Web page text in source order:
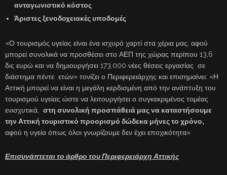
ανταγωνιστικό κόστος
Άριστες ξενοδοχειακές υποδομές
«Ο τουρισμός υγείας είναι ένα ισχυρό χαρτί στα χέρια μας, αφού
μπορεί συνολικά να προσθέσει στο ΑΕΠ της χώρας περίπου 13,6
δις ευρώ και να δημιουργήσει 173.000 νέες θέσεις εργασίας σε
διάστημα πέντε ετών» τονίζει ο Περιφερειάρχης και επισημαίνει: «Η
Αττική μπορεί να είναι η μεγάλη κερδισμένη από την ανάπτυξη του
τουρισμού υγείας ώστε να λειτουργήσει ο συγκεκριμένος τομέας
ενισχυτικά, στη συνολική προσπάθειά μας να καταστήσουμε
την Αττική τουριστικό προορισμό δώδεκα μήνες το χρόνο,
αφού η υγεία όπως όλοι γνωρίζουμε δεν έχει εποχικότητα»
Επισυνάπτεται το άρθρο του Περιφερειάρχη Αττικής